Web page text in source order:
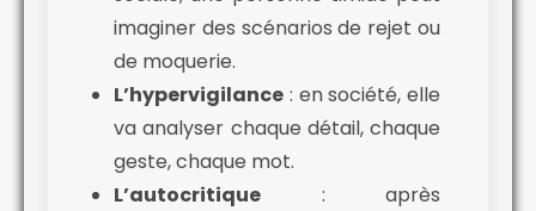
imaginer des scénarios de rejet ou
de moquerie.
L’hypervigilance : en société, elle
va analyser chaque détail, chaque
geste, chaque mot.
L’autocritique : après